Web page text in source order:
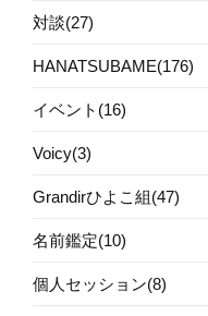
対談(27)
HANATSUBAME(176)
イベント(16)
Voicy(3)
Grandirひよこ組(47)
名前鑑定(10)
個人セッション(8)